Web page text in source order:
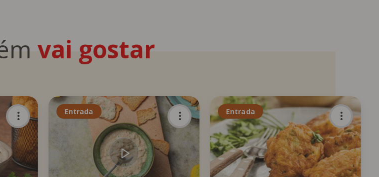
vai gostar
Entrada Entrada